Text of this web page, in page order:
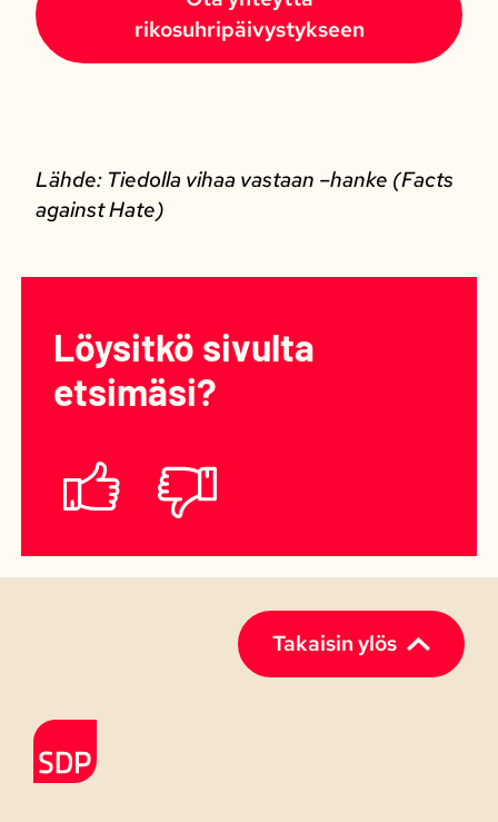
rikosuhripäivystykseen
Lähde: Tiedolla vihaa vastaan –hanke (Facts
against Hate)
Löysitkö sivulta
etsimäsi?
Löysitkö
sivulta
(Pakollinen)
Takaisin ylös
Etusivulle